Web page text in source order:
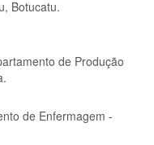
Botucatu.
de Produção
de Enfermagem -